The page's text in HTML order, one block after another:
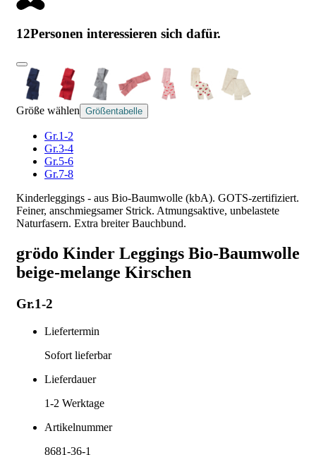
12Personen interessieren sich dafür.
Größe wählen Größentabelle
Gr.1-2
Gr.3-4
Gr.5-6
Gr.7-8
Kinderleggings - aus Bio-Baumwolle (kbA). GOTS-zertifiziert.
Feiner, anschmiegsamer Strick. Atmungsaktive, unbelastete
Naturfasern. Extra breiter Bauchbund.
grödo Kinder Leggings Bio-Baumwolle
beige-melange Kirschen
Gr.1-2
Liefertermin
Sofort lieferbar
Lieferdauer
1-2 Werktage
Artikelnummer
8681-36-1